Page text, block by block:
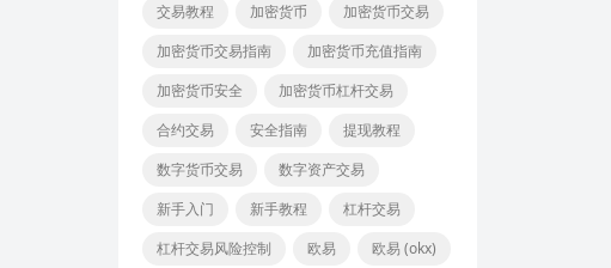
交易教程
加密货币
加密货币交易
加密货币交易指南
加密货币充值指南
加密货币安全
加密货币杠杆交易
合约交易
安全指南
提现教程
数字货币交易
数字资产交易
新手入门
新手教程
杠杆交易
杠杆交易风险控制
欧易
欧易 (okx)